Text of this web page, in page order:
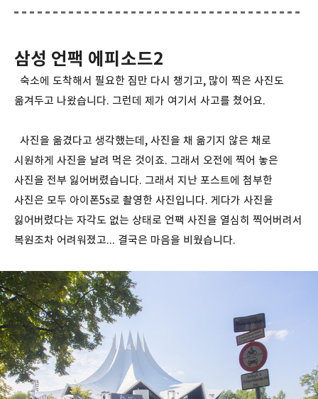
삼성 언팩 에피소드2
숙소에 도착해서 필요한 짐만 다시 챙기고, 많이 찍은 사진도
옮겨두고 나왔습니다. 그런데 제가 여기서 사고를 쳤어요.
사진을 옮겼다고 생각했는데, 사진을 채 옮기지 않은 채로
시원하게 사진을 날려 먹은 것이죠. 그래서 오전에 찍어 놓은
사진을 전부 잃어버렸습니다. 그래서 지난 포스트에 첨부한
사진은 모두 아이폰5s로 촬영한 사진입니다. 게다가 사진을
잃어버렸다는 자각도 없는 상태로 언팩 사진을 열심히 찍어버려서
복원조차 어려워졌고... 결국은 마음을 비웠습니다.